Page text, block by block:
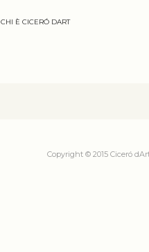
CHI È CICERÓ DART
Copyright © 2015 Ciceró